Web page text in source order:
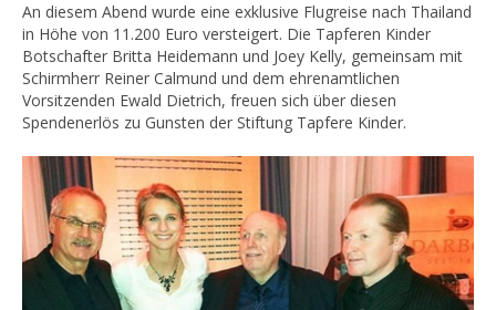
An diesem Abend wurde eine exklusive Flugreise nach Thailand
in Höhe von 11.200 Euro versteigert. Die Tapferen Kinder
Botschafter Britta Heidemann und Joey Kelly, gemeinsam mit
Schirmherr Reiner Calmund und dem ehrenamtlichen
Vorsitzenden Ewald Dietrich, freuen sich über diesen
Spendenerlös zu Gunsten der Stiftung Tapfere Kinder.